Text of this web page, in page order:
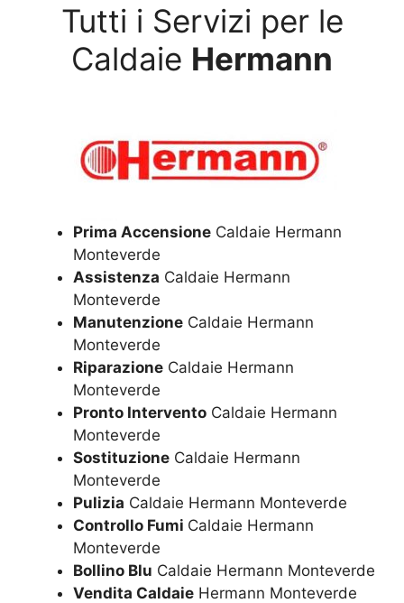
Tutti i Servizi per le
Caldaie Hermann
Prima Accensione Caldaie Hermann
Monteverde
Assistenza Caldaie Hermann
Monteverde
Manutenzione Caldaie Hermann
Monteverde
Riparazione Caldaie Hermann
Monteverde
Pronto Intervento Caldaie Hermann
Monteverde
Sostituzione Caldaie Hermann
Monteverde
Pulizia Caldaie Hermann Monteverde
Controllo Fumi Caldaie Hermann
Monteverde
Bollino Blu Caldaie Hermann Monteverde
Vendita Caldaie Hermann Monteverde